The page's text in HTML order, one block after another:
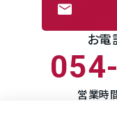
お電
営業時